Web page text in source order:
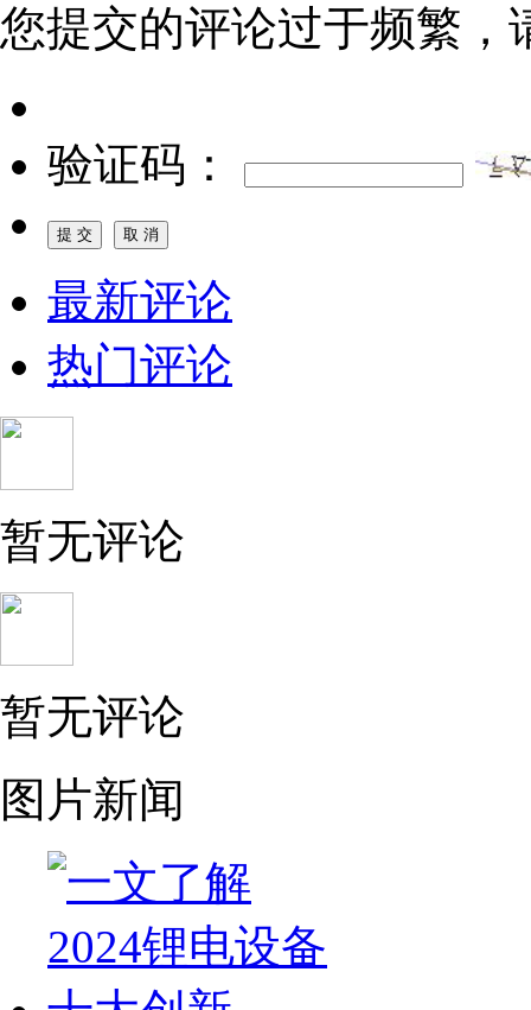
您提交的评论过于频繁，
验证码：
最新评论
热门评论
暂无评论
暂无评论
图片新闻